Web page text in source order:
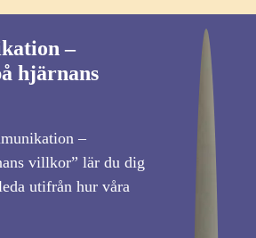
–
hjärnans
–
villkor” lär du dig
utifrån hur våra